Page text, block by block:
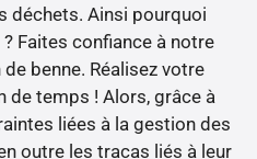
déchets. Ainsi pourquoi
Faites confiance à notre
benne. Réalisez votre
de temps ! Alors, grâce à
liées à la gestion des
outre les tracas liés à leur